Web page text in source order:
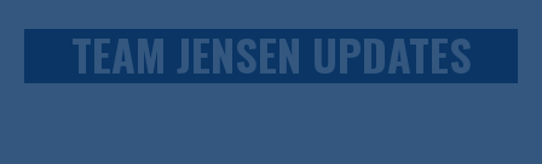
TEAM JENSEN UPDATES